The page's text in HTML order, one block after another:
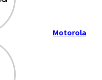
Motorola